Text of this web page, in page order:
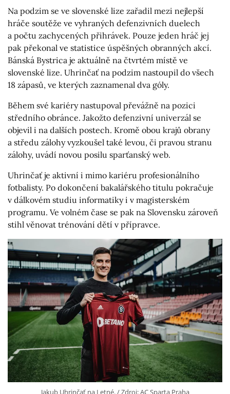
Na podzim se ve slovenské lize zařadil mezi nejlepší
hráče soutěže ve vyhraných defenzivních duelech
a počtu zachycených přihrávek. Pouze jeden hráč jej
pak překonal ve statistice úspěšných obranných akcí.
Bánská Bystrica je aktuálně na čtvrtém místě ve
slovenské lize. Uhrinčať na podzim nastoupil do všech
18 zápasů, ve kterých zaznamenal dva góly.
Během své kariéry nastupoval převážně na pozici
středního obránce. Jakožto defenzivní univerzál se
objevil i na dalších postech. Kromě obou krajů obrany
a středu zálohy vyzkoušel také levou, či pravou stranu
zálohy, uvádí novou posilu sparťanský web.
Uhrinčať je aktivní i mimo kariéru profesionálního
fotbalisty. Po dokončení bakalářského titulu pokračuje
v dálkovém studiu informatiky i v magisterském
programu. Ve volném čase se pak na Slovensku zároveň
stihl věnovat trénování dětí v přípravce.
Jakub Uhrinčať na Letné. / Zdroj: AC Sparta Praha